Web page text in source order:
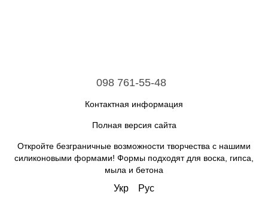
098 761-55-48
Контактная информация
Полная версия сайта
Откройте безграничные возможности творчества с нашими
силиконовыми формами! Формы подходят для воска, гипса,
мыла и бетона
Укр Рус